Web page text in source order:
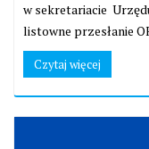
w sekretariacie
listowne przesłanie
Czytaj więcej